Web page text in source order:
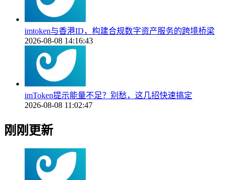
imtoken与香港ID，构建合规数字资产服务的跨境桥梁
2026-08-08 14:16:43
imToken提示能量不足？别愁，这几招快速搞定
2026-08-08 11:02:47
刚刚更新